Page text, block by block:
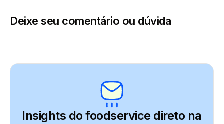
Deixe seu comentário ou dúvida
Insights do foodservice direto na